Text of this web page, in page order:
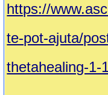
https://
te-pot-ajuta/
thetahealing-1-